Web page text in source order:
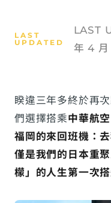
LAST
年 4
睽違三年多終於再
們選擇搭乘中華航
福岡的來回班機：
僅是我們的日本重
檬」的人生第一次